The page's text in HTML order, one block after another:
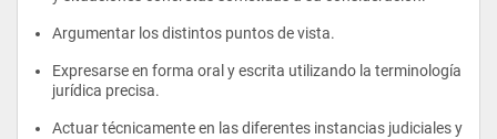
Argumentar los distintos puntos de vista.
Expresarse en forma oral y escrita utilizando la terminología
jurídica precisa.
Actuar técnicamente en las diferentes instancias judiciales y